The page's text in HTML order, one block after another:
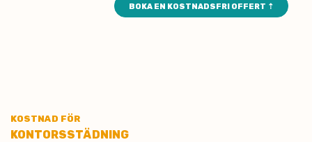
BOKA EN KOSTNADSFRI OFFERT ⇡
KOSTNAD FÖR
KONTORSSTÄDNING